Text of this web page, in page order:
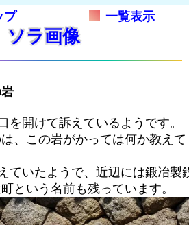
プ 一覧表示
ソラ画像
を開けて訴えているようです。
、この岩がかっては何か教えて
ていたようで、近辺には鍛冶製
という名前も残っています。